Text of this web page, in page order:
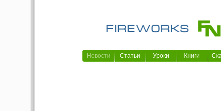
Новости Статьи Уроки Книги